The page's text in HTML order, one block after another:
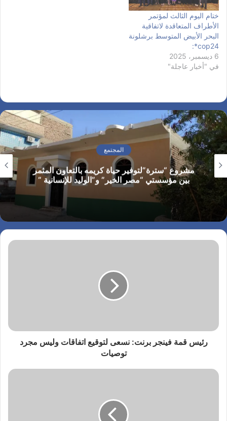
ختام اليوم الثالث لمؤتمر
الأطراف المتعاقدة لاتفاقية
البحر الأبيض المتوسط برشلونة
cop24*:
6 ديسمبر، 2025
في "أخبار عاجلة"
المجتمع
مشروع “سترة”لتوفير حياة كريمه بالتعاون المثمر
بين مؤسستي “مصر الخير” و”الوليد للإنسانية “
رئيس قمة فينجر برنت: نسعى لتوقيع اتفاقات وليس مجرد
توصيات